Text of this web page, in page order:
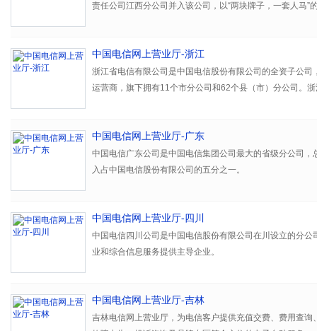
责任公司江西分公司并入该公司，以“两块牌子，一套人马”
中国电信网上营业厅-浙江
浙江省电信有限公司是中国电信股份有限公司的全资子公司
运营商，旗下拥有11个市分公司和62个县（市）分公司。
中国电信网上营业厅-广东
中国电信广东公司是中国电信集团公司最大的省级分公司
入占中国电信股份有限公司的五分之一。
中国电信网上营业厅-四川
中国电信四川公司是中国电信股份有限公司在川设立的分公
业和综合信息服务提供主导企业。
中国电信网上营业厅-吉林
吉林电信网上营业厅，为电信客户提供充值交费、费用查询